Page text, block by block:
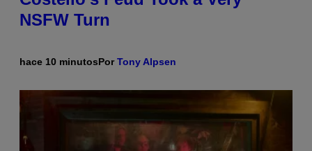
NSFW Turn
hace 10 minutosPorTony Alpsen